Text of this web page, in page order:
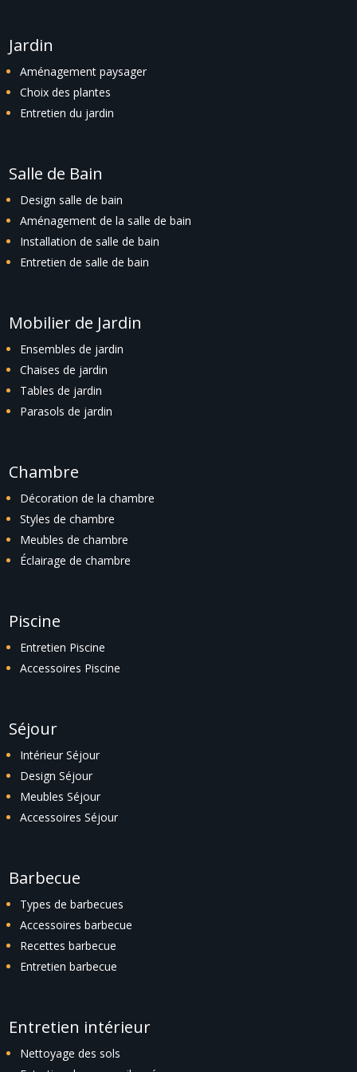
Jardin
Aménagement paysager
Choix des plantes
Entretien du jardin
Salle de Bain
Design salle de bain
Aménagement de la salle de bain
Installation de salle de bain
Entretien de salle de bain
Mobilier de Jardin
Ensembles de jardin
Chaises de jardin
Tables de jardin
Parasols de jardin
Chambre
Décoration de la chambre
Styles de chambre
Meubles de chambre
Éclairage de chambre
Piscine
Entretien Piscine
Accessoires Piscine
Séjour
Intérieur Séjour
Design Séjour
Meubles Séjour
Accessoires Séjour
Barbecue
Types de barbecues
Accessoires barbecue
Recettes barbecue
Entretien barbecue
Entretien intérieur
Nettoyage des sols